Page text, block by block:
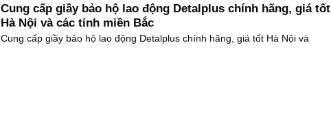
Cung cấp giầy bảo hộ lao động Detalplus chính hãng, giá tốt
Hà Nội và các tỉnh miền Bắc
Cung cấp giầy bảo hộ lao động Detalplus chính hãng, giá tốt Hà Nội và